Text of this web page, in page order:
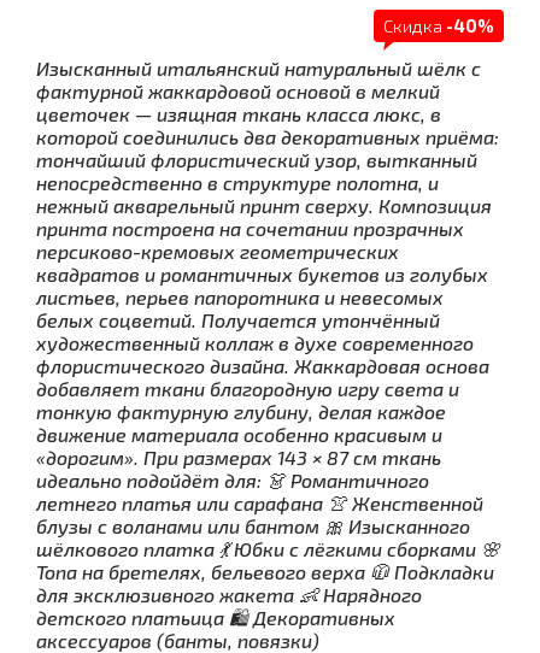
Скидка -40%
Изысканный итальянский натуральный шёлк с
фактурной жаккардовой основой в мелкий
цветочек — изящная ткань класса люкс, в
которой соединились два декоративных приёма:
тончайший флористический узор, вытканный
непосредственно в структуре полотна, и
нежный акварельный принт сверху. Композиция
принта построена на сочетании прозрачных
персиково-кремовых геометрических
квадратов и романтичных букетов из голубых
листьев, перьев папоротника и невесомых
белых соцветий. Получается утончённый
художественный коллаж в духе современного
флористического дизайна. Жаккардовая основа
добавляет ткани благородную игру света и
тонкую фактурную глубину, делая каждое
движение материала особенно красивым и
«дорогим». При размерах 143 × 87 см ткань
идеально подойдёт для: 👗 Романтичного
летнего платья или сарафана 👚 Женственной
блузы с воланами или бантом 🎀 Изысканного
шёлкового платка 💃 Юбки с лёгкими сборками 🌸
Топа на бретелях, бельевого верха 🧥 Подкладки
для эксклюзивного жакета 👶 Нарядного
детского платьица 🛍 Декоративных
аксессуаров (банты, повязки)